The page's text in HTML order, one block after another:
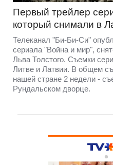
Первый трейлер
который снимали в
Телеканал "Би-Би-Си"
сериала "Война и мир",
Льва Толстого. Съемки
Литве и Латвии. В общем
нашей стране 2 недели -
Рундальском дворце.